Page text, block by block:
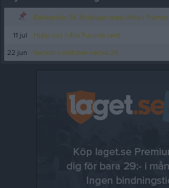
Bankeryds SK förlänger med Alfred Palmer
11 jul
Hjälp oss hålla Furuvik rent
22 jun
Veckans matcher vecka 26